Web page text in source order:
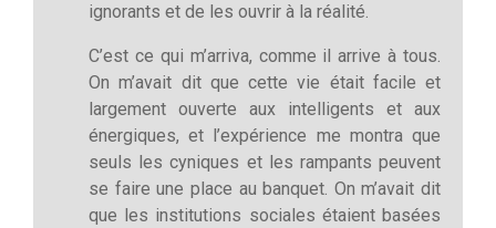
ignorants et de les ouvrir à la réalité.
C’est ce qui m’arriva, comme il arrive à tous.
On m’avait dit que cette vie était facile et
largement ouverte aux intelligents et aux
énergiques, et l’expérience me montra que
seuls les cyniques et les rampants peuvent
se faire une place au banquet. On m’avait dit
que les institutions sociales étaient basées